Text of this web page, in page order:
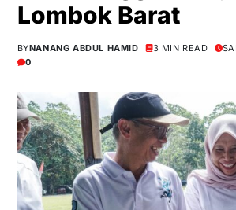
Lombok Barat
BYNANANG ABDUL HAMID 3 MIN READ
0